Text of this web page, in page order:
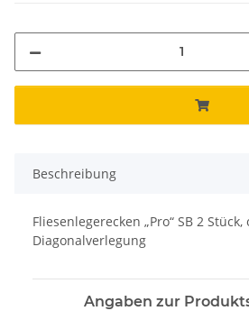
Beschreibung
Fliesenlegerecken „Pro“ SB 2
Diagonalverlegung
Angaben zur